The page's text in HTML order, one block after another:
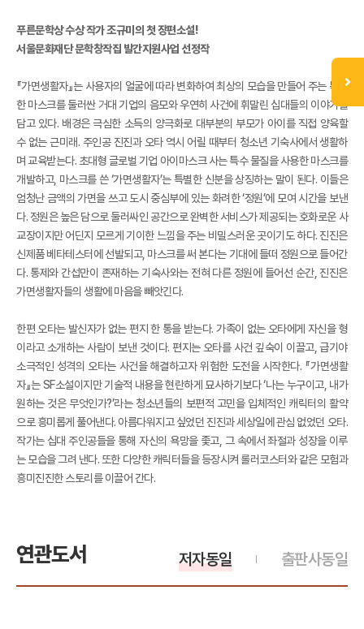
푸른문학상 수상 작가 조규미의 첫 장편소설!
서울문화재단 문학창작집 발간지원사업 선정작
『가면생활자』는 사용자의 얼굴에 따라 변화하여 최상의 모습을 만들어 주는 특별
한 마스크를 둘러싼 거대 기업의 음모와 우연히 사건에 휘말린 십대들의 이야기를
담고 있다. 배경은 극심한 소득의 양극화로 대부분의 부모가 아이를 직접 양육할
수 없는 근미래. 주인공 진진과 오타 역시 어릴 때부터 청소년 기숙사에서 생활하
며 교육받는다. 초대형 글로벌 기업 아이마스크 사는 특수 물질을 사용한 마스크를
개발하고, 마스크를 쓴 ‘가면생활자’는 특별한 신분을 상징하는 말이 된다. 이들은
엄청난 금액의 가면을 쓰고 도시 중심부에 있는 화려한 ‘정원’에 모여 시간을 보낸
다. 정원은 높은 담으로 둘러싸인 공간으로 완벽한 서비스가 제공되는 호화로운 사
교장이지만 어딘지 모르게 기이한 느낌을 주는 비밀스러운 곳이기도 하다. 진진은
신제품 베타테스터에 선발되고, 마스크를 써 본다는 기대에 들떠 정원으로 들어간
다. 통제와 간섭만이 존재하는 기숙사와는 전혀 다른 정원에 들어선 순간, 진진은
가면생활자들의 생활에 마음을 빼앗긴다.
한편 오타는 발신자가 없는 편지 한 통을 받는다. 가족이 없는 오타에게 자신을 형
이라고 소개하는 사람이 보낸 것이다. 편지는 오타를 사건 깊숙이 이끌고, 급기야
소극적인 성격의 오타는 사건을 해결하고자 위험한 도전을 시작한다. 『가면생활
자』는 SF소설이지만 기술적 내용을 현란하게 묘사하기보다 ‘나는 누구이고, 내가
원하는 것은 무엇인가?’라는 청소년들의 보편적 고민을 입체적인 캐릭터의 활약
으로 흥미롭게 풀어낸다. 아름다워지고 싶었던 진진과 세상일에 관심 없었던 오타.
작가는 십대 주인공들을 통해 자신의 욕망을 좇고, 그 속에서 좌절과 성장을 이루
는 모습을 그려 낸다. 또한 다양한 캐릭터들을 등장시켜 롤러코스터와 같은 모험과
흥미진진한 스토리를 이끌어 간다.
연관도서 출판사동일
저자동일